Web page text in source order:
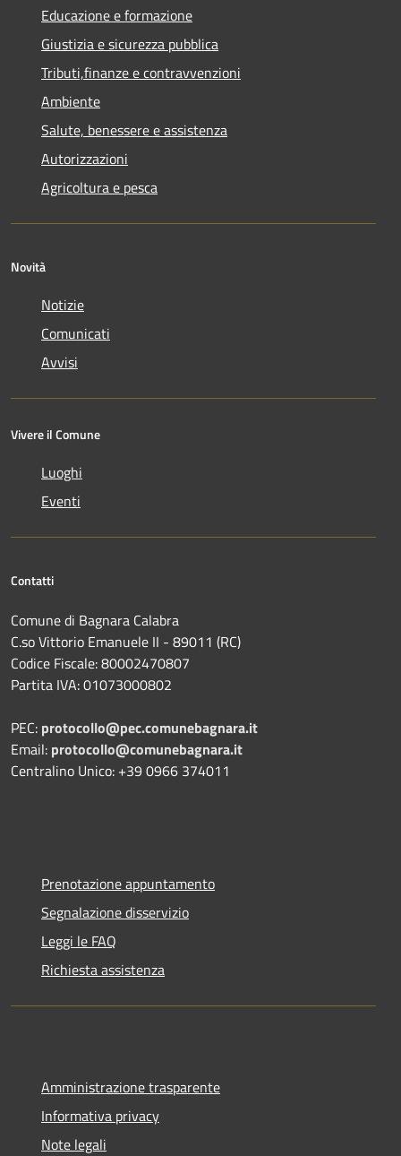
Educazione e formazione
Giustizia e sicurezza pubblica
Tributi,finanze e contravvenzioni
Ambiente
Salute, benessere e assistenza
Autorizzazioni
Agricoltura e pesca
Novità
Notizie
Comunicati
Avvisi
Vivere il Comune
Luoghi
Eventi
Contatti
Comune di Bagnara Calabra
C.so Vittorio Emanuele II - 89011 (RC)
Codice Fiscale:80002470807
Partita IVA:01073000802
PEC: protocollo@pec.comunebagnara.it
Email: protocollo@comunebagnara.it
Centralino Unico: +39 0966 374011
Prenotazione appuntamento
Segnalazione disservizio
Leggi le FAQ
Richiesta assistenza
Amministrazione trasparente
Informativa privacy
Note legali